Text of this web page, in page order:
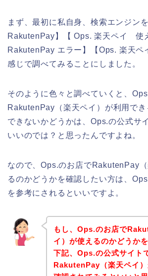
まず、最初に私自身、検索エンジン
RakutenPay】【 Ops. 楽天ペイ 使
RakutenPay エラー】【Ops. 楽天
感じで調べてみることにしました。
そのように色々と調べていくと、
RakutenPay（楽天ペイ）が利用でき
できないかどうかは、Ops.の公式サ
いいのでは？と思ったんですよね。
なので、Ops.のお店でRakutenPay（
るのかどうかを確認したい方は、
を参考にされるといいですよ。
もし、Ops.のお店で
イ）が使えるのかどうか
下記、Ops.の公式サイト
RakutenPay（楽天ペイ